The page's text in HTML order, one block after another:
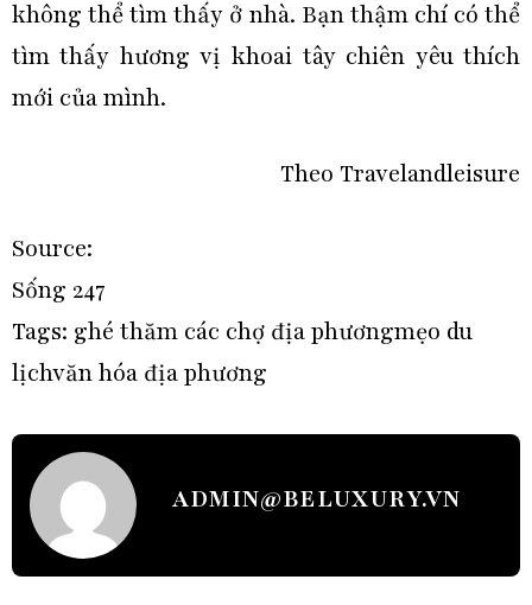
không thể tìm thấy ở nhà. Bạn thậm chí có thể
tìm thấy hương vị khoai tây chiên yêu thích
mới của mình.
Theo Travelandleisure
Source:
Sống 247
Tags: ghé thăm các chợ địa phươngmẹo du
lịchvăn hóa địa phương
ADMIN@BELUXURY.VN